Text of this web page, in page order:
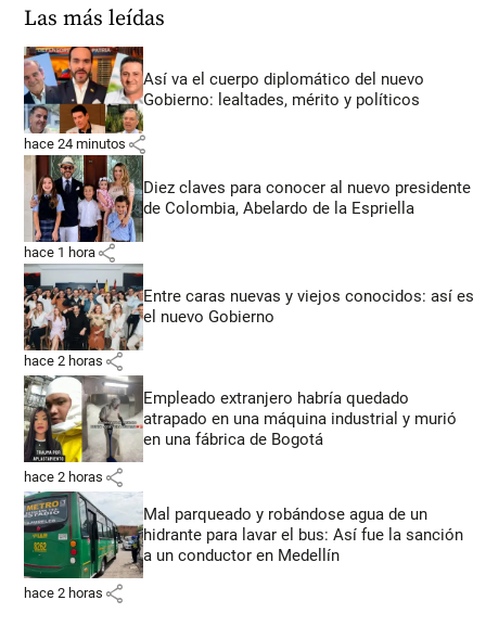
Las más leídas
Así va el cuerpo diplomático del nuevo
Gobierno: lealtades, mérito y políticos
hace 24 minutos share
Diez claves para conocer al nuevo presidente
de Colombia, Abelardo de la Espriella
hace 1 hora share
Entre caras nuevas y viejos conocidos: así es
el nuevo Gobierno
hace 2 horas share
Empleado extranjero habría quedado
atrapado en una máquina industrial y murió
en una fábrica de Bogotá
hace 2 horas share
Mal parqueado y robándose agua de un
hidrante para lavar el bus: Así fue la sanción
a un conductor en Medellín
hace 2 horas share